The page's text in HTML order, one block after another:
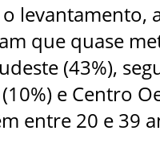
levantamento,
que quase
(43%),
e Centro
entre 20 e 39